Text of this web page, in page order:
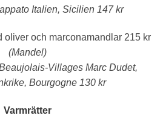
Italien, Sicilien 147 kr
oliver och marconamandlar 215 kr
(Mandel)
Villages Marc Dudet,
Bourgogne 130 kr
Varmrätter